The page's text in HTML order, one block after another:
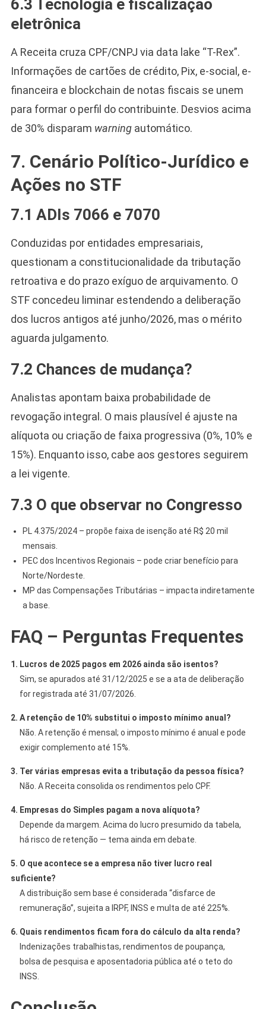
6.3 Tecnologia e fiscalização
eletrônica
A Receita cruza CPF/CNPJ via data lake “T-Rex”.
Informações de cartões de crédito, Pix, e-social, e-
financeira e blockchain de notas fiscais se unem
para formar o perfil do contribuinte. Desvios acima
de 30% disparam warningautomático.
7. Cenário Político-Jurídico e
Ações no STF
7.1 ADIs 7066 e 7070
Conduzidas por entidades empresariais,
questionam a constitucionalidade da tributação
retroativa e do prazo exíguo de arquivamento. O
STF concedeu liminar estendendo a deliberação
dos lucros antigos até junho/2026, mas o mérito
aguarda julgamento.
7.2 Chances de mudança?
Analistas apontam baixa probabilidade de
revogação integral. O mais plausível é ajuste na
alíquota ou criação de faixa progressiva (0%, 10% e
15%). Enquanto isso, cabe aos gestores seguirem
a lei vigente.
7.3 O que observar no Congresso
PL 4.375/2024 – propõe faixa de isenção até R$ 20 mil
mensais.
PEC dos Incentivos Regionais – pode criar benefício para
Norte/Nordeste.
MP das Compensações Tributárias – impacta indiretamente
a base.
FAQ – Perguntas Frequentes
1. Lucros de 2025 pagos em 2026 ainda são isentos?
Sim, se apurados até 31/12/2025 e se a ata de deliberação
for registrada até 31/07/2026.
2. A retenção de 10% substitui o imposto mínimo anual?
Não. A retenção é mensal; o imposto mínimo é anual e pode
exigir complemento até 15%.
3. Ter várias empresas evita a tributação da pessoa física?
Não. A Receita consolida os rendimentos pelo CPF.
4. Empresas do Simples pagam a nova alíquota?
Depende da margem. Acima do lucro presumido da tabela,
há risco de retenção — tema ainda em debate.
5. O que acontece se a empresa não tiver lucro real
suficiente?
A distribuição sem base é considerada “disfarce de
remuneração”, sujeita a IRPF, INSS e multa de até 225%.
6. Quais rendimentos ficam fora do cálculo da alta renda?
Indenizações trabalhistas, rendimentos de poupança,
bolsa de pesquisa e aposentadoria pública até o teto do
INSS.